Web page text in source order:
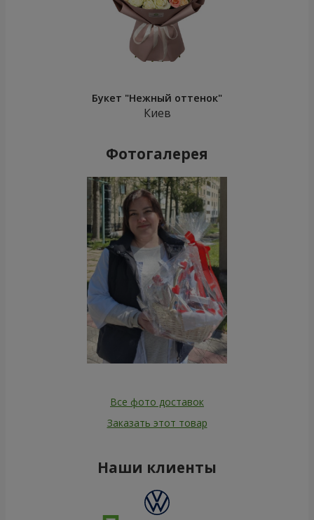
Букет "Нежный оттенок"
Киев
Фотогалерея
Все фото доставок
Заказать этот товар
Наши клиенты